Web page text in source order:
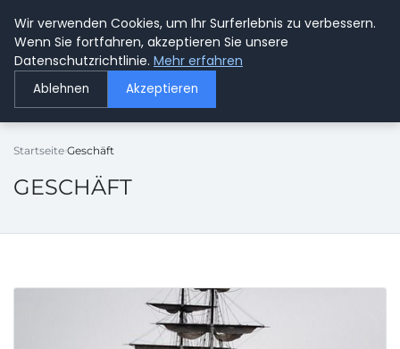
GETOESE IN MOESE
Startseite Geschäft
GESCHÄFT
Wir verwenden Cookies, um Ihr Surferlebnis zu verbessern.
Wenn Sie fortfahren, akzeptieren Sie unsere
Datenschutzrichtlinie. Mehr erfahren
Ablehnen Akzeptieren